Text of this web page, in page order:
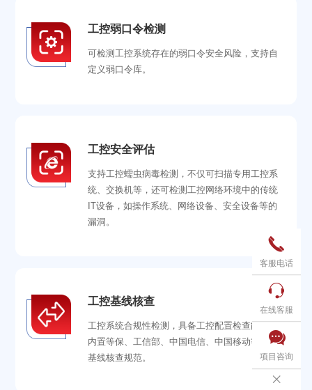
工控弱口令检测
可检测工控系统存在的弱口令安全风险，支持自
定义弱口令库。
工控安全评估
支持工控蠕虫病毒检测，不仅可扫描专用工控系
统、交换机等，还可检测工控网络环境中的传统
IT设备，如操作系统、网络设备、安全设备等的
漏洞。
工控基线核查
工控系统合规性检测，具备工控配置检查能力，
内置等保、工信部、中国电信、中国移动等安全
基线核查规范。

客服电话

在线客服

项目咨询
